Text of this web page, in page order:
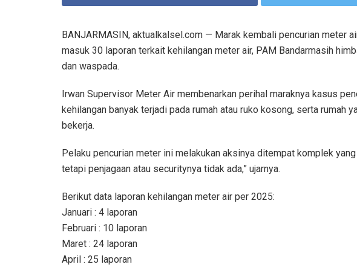
BANJARMASIN, aktualkalsel.com — Marak kembali pencurian meter
masuk 30 laporan terkait kehilangan meter air, PAM Bandarmasih
dan waspada.
Irwan Supervisor Meter Air membenarkan perihal maraknya kasus
kehilangan banyak terjadi pada rumah atau ruko kosong, serta rumah
bekerja.
Pelaku pencurian meter ini melakukan aksinya ditempat komplek
tetapi penjagaan atau securitynya tidak ada,” ujarnya.
Berikut data laporan kehilangan meter air per 2025:
Januari : 4 laporan
Februari : 10 laporan
Maret : 24 laporan
April : 25 laporan